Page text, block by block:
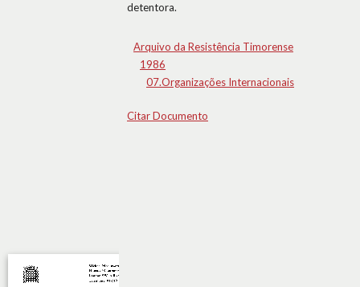
detentora.
Arquivo da Resistência Timorense
1986
07.Organizações Internacionais
Citar Documento